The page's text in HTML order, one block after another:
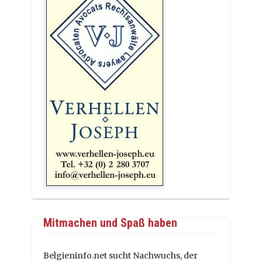
Mitmachen und Spaß haben
Belgieninfo.net sucht Nachwuchs, der